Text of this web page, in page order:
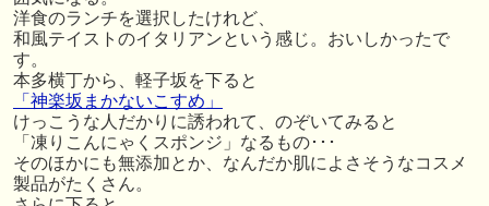
洋食のランチを選択したけれど、
和風テイストのイタリアンという感じ。おいしかったで
す。
本多横丁から、軽子坂を下ると
「神楽坂まかないこすめ」
けっこうな人だかりに誘われて、のぞいてみると
「凍りこんにゃくスポンジ」なるもの･･･
そのほかにも無添加とか、なんだか肌によさそうなコスメ
製品がたくさん。